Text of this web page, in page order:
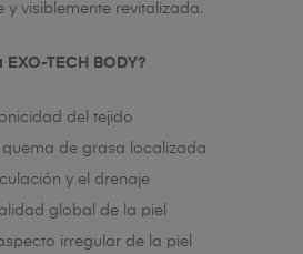
y visiblemente revitalizada.
TECH BODY?
del tejido
de grasa localizada
y el drenaje
global de la piel
irregular de la piel